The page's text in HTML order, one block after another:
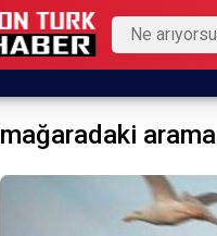
mağaradaki arama